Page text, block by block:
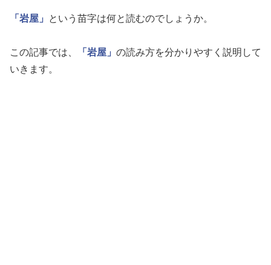
「岩屋」 という苗字は何と読むのでしょうか。
この記事では、 「岩屋」 の読み方を分かりやすく説明して
いきます。